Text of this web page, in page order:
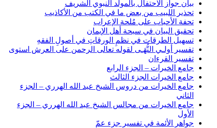
بيان جواز الاحتفال بالمولد النبوي الشريف
تحذير اللبيب من بعض ما في الكتب من الأكاذيب
تحفة الأحباب على مُلحة الإعراب
تحقيق البيان في سبحة أهل الإيمان
تسهيل الطرقات في نظمِ الورقاتِ في أصولِ الفقهِ
تفسير أولـي النُّهَـى لقوله تعالى الرحمن على العرش استوى
تفسير القرءان
جامع الخيرات – الجزء الرابع
جامع الخيرات الجزء الثالث
جامع الخيرات من دروس الشيخ عبد الله الهرري – الجزء
الثاني
جامع الخيرات من مجالس الشيخ عبد الله الهرري – الجزء
الأول
جواهر الأئمة في تفسير جزء عمّ